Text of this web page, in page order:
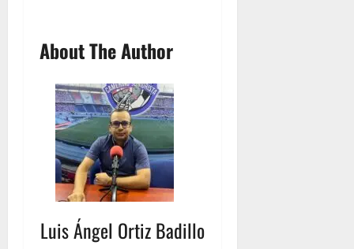
About The Author
Luis Ángel Ortiz Badillo